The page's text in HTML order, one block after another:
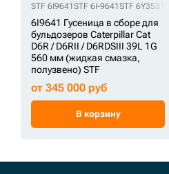
STF 6I9641 STF 6I-9641 STF 6Y3531
6I9641 Гусеница в сборе для
бульдозеров Caterpillar Cat
D6R / D6RII / D6RDSIII 39L 1G
560 мм (жидкая смазка,
полузвено) STF
от 345 000 руб
В корзину